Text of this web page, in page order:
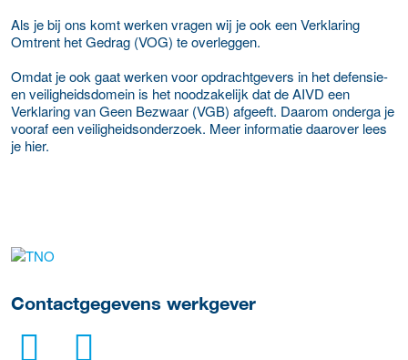
Als je bij ons komt werken vragen wij je ook een Verklaring
Omtrent het Gedrag (VOG) te overleggen.
Omdat je ook gaat werken voor opdrachtgevers in het defensie-
en veiligheidsdomein is het noodzakelijk dat de AIVD een
Verklaring van Geen Bezwaar (VGB) afgeeft. Daarom onderga je
vooraf een veiligheidsonderzoek. Meer informatie daarover lees
je hier.
Meer werkgever details
Contactgegevens werkgever